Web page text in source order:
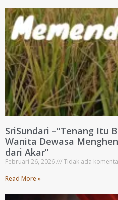
SriSundari –“Tenang Itu
Wanita Dewasa
dari Akar”
Februari 26, 2026
Tidak ada
Read More »